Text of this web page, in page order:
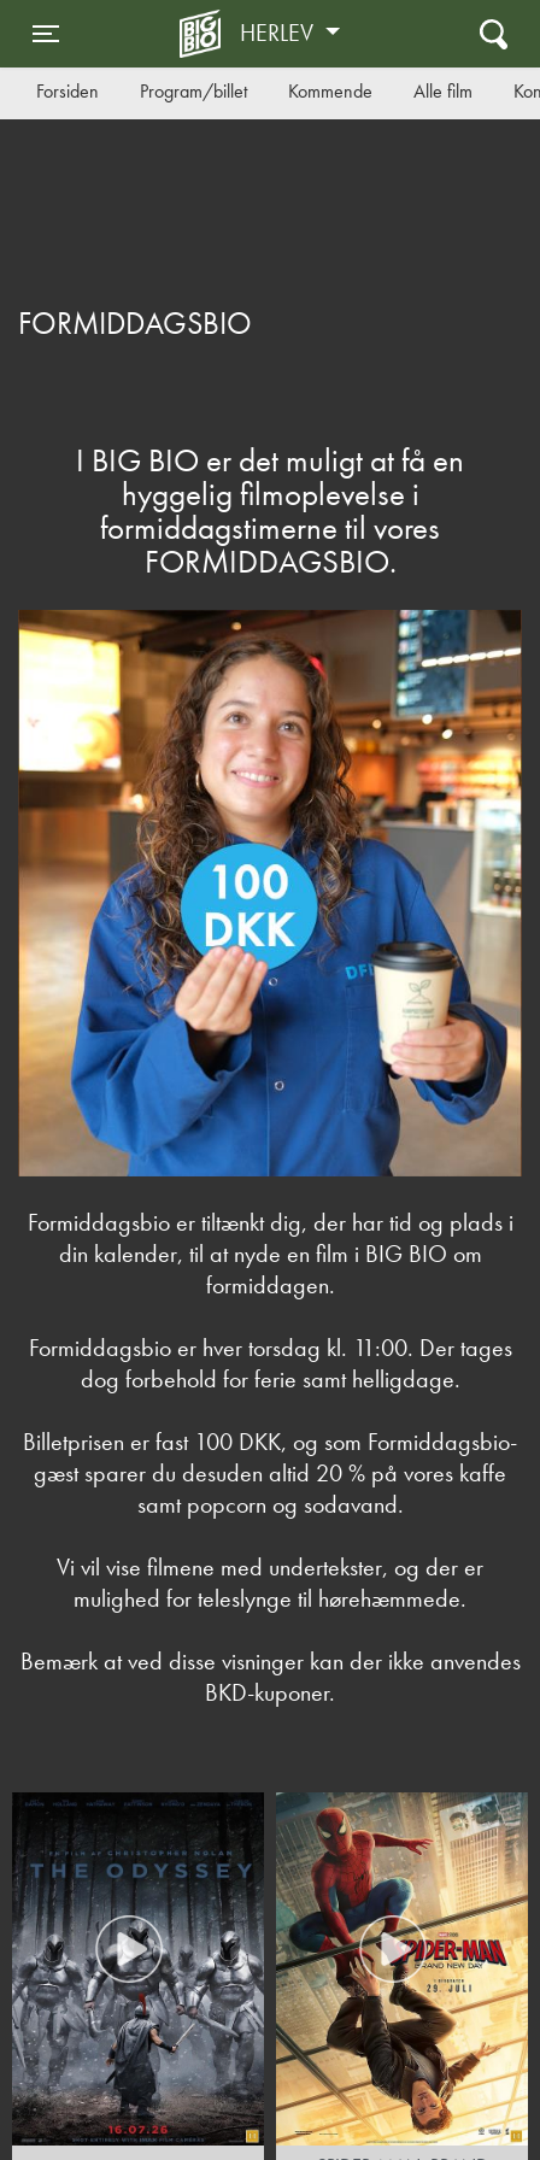
Toggle navigation
HERLEV
Forsiden Program/billet Kommende Alle film
FORMIDDAGSBIO
I BIG BIO er det muligt at få en
hyggelig filmoplevelse i
formiddagstimerne til vores
FORMIDDAGSBIO.
Formiddagsbio er tiltænkt dig, der har tid og plads i
din kalender, til at nyde en film i BIG BIO om
formiddagen.
Formiddagsbio er hver torsdag kl. 11:00. Der tages
dog forbehold for ferie samt helligdage.
Billetprisen er fast 100 DKK, og som Formiddagsbio-
gæst sparer du desuden altid 20 % på vores kaffe
samt popcorn og sodavand.
Vi vil vise filmene med undertekster, og der er
mulighed for teleslynge til hørehæmmede.
Bemærk at ved disse visninger kan der ikke anvendes
BKD-kuponer.